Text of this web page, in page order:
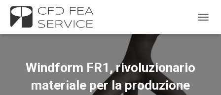
Windform FR1, rivoluzionario
materiale per la produzione